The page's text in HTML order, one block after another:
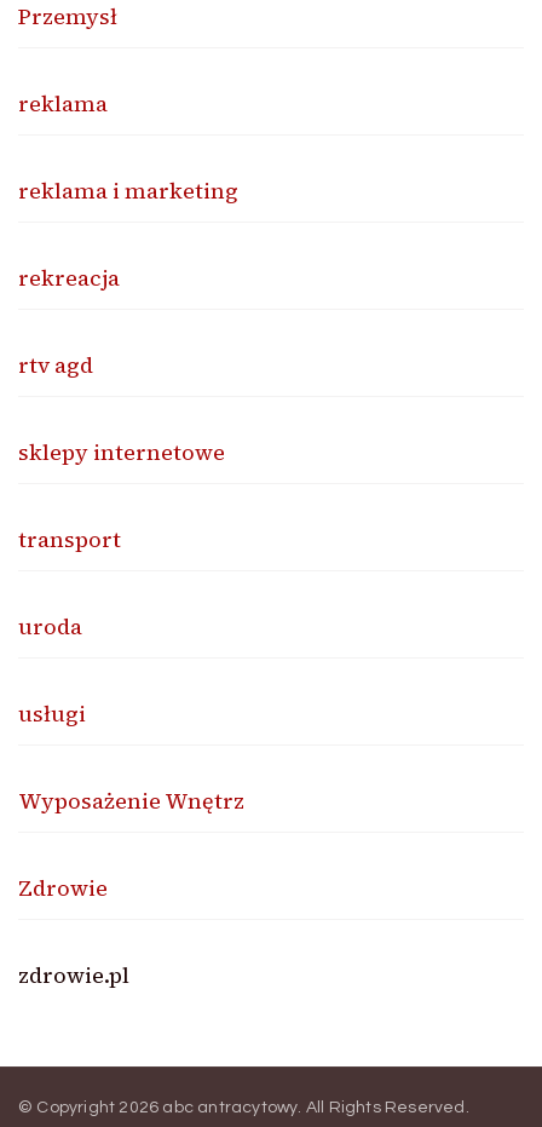
Przemysł
reklama
reklama i marketing
rekreacja
rtv agd
sklepy internetowe
transport
uroda
usługi
Wyposażenie Wnętrz
Zdrowie
zdrowie.pl
© Copyright 2026 abc antracytowy. All Rights Reserved.